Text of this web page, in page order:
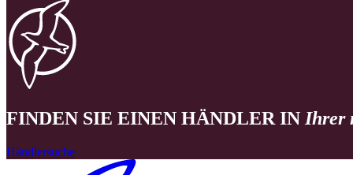
FINDEN SIE EINEN HÄNDLER IN Ihrer
Händlersuche